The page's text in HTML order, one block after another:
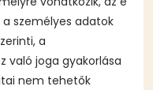
személyes adatok
a
való joga gyakorlása
nem tehetők